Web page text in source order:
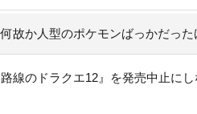
故か人型のポケモンばっかだっ
路線のドラクエ12』を発売中止に